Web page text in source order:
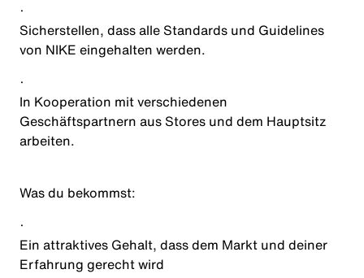
·
Sicherstellen, dass alle Standards und Guidelines
von NIKE eingehalten werden.
·
In Kooperation mit verschiedenen
Geschäftspartnern aus Stores und dem Hauptsitz
arbeiten.
Was du bekommst:
·
Ein attraktives Gehalt, dass dem Markt und deiner
Erfahrung gerecht wird